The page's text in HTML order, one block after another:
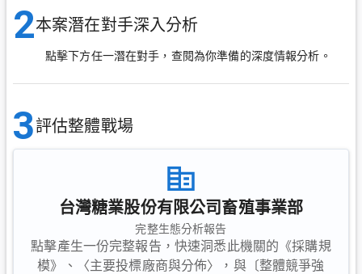
2本案潛在對手深入分析
點擊下方任一潛在對手，查閱為你準備的深度情報分析。
3評估整體戰場
台灣糖業股份有限公司畜殖事業部
完整生態分析報告
點擊產生一份完整報告，快速洞悉此機關的《採購規
模》、〈主要投標廠商與分佈〉，與〔整體競爭強